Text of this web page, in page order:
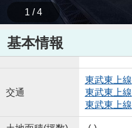
1 / 4
基本情報
交通
東武東上線
東武東上線
東武東上線